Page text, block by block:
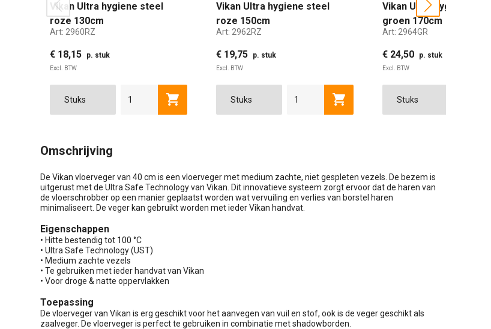
Vikan Ultra hygiene steel
roze 130cm
Art: 2960RZ
€ 18,15 p. stuk
Excl. BTW
Toevoegen aan winkelwagen
Vikan Ultra hygiene steel
roze 150cm
Art: 2962RZ
€ 19,75 p. stuk
Excl. BTW
Toevoegen aan winkelwagen
Vikan Ultra hygiene steel
groen 170cm
Art: 2964GR
€ 24,50 p. stuk
Excl. BTW
prev next
Omschrijving
De Vikan vloerveger van 40 cm is een vloerveger met medium zachte, niet gespleten vezels. De bezem is
uitgerust met de Ultra Safe Technology van Vikan. Dit innovatieve systeem zorgt ervoor dat de haren van
de vloerschrobber op een manier geplaatst worden wat vervuiling en verlies van borstel haren
minimaliseert. De veger kan gebruikt worden met ieder Vikan handvat.
Eigenschappen
• Hitte bestendig tot 100 °C
• Ultra Safe Technology (UST)
• Medium zachte vezels
• Te gebruiken met ieder handvat van Vikan
• Voor droge & natte oppervlakken
Toepassing
De vloerveger van Vikan is erg geschikt voor het aanvegen van vuil en stof, ook is de veger geschikt als
zaalveger. De vloerveger is perfect te gebruiken in combinatie met shadowborden.